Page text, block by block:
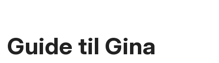
Guide til Gina